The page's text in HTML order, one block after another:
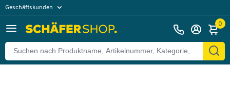
Geschäftskunden
0
Zurück